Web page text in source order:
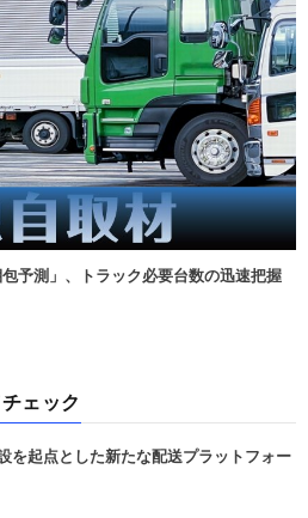
予測」、トラック必要台数の迅速把握
ェック
起点とした新たな配送プラットフォー